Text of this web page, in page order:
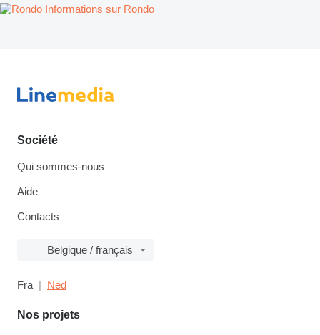
Informations sur Rondo
Société
Qui sommes-nous
Aide
Contacts
Belgique / français
Fra Ned
Nos projets